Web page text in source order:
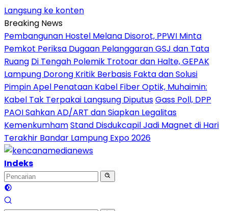
Langsung ke konten
Breaking News
Pembangunan Hostel Melana Disorot, PPWI Minta
Pemkot Periksa Dugaan Pelanggaran GSJ dan Tata
Ruang Di Tengah Polemik Trotoar dan Halte, GEPAK
Lampung Dorong Kritik Berbasis Fakta dan Solusi
Pimpin Apel Penataan Kabel Fiber Optik, Muhaimin:
Kabel Tak Terpakai Langsung DiputusGass Poll, DPP
PAOI Sahkan AD/ART dan Siapkan Legalitas
KemenkumhamStand Disdukcapil Jadi Magnet di Hari
Terakhir Bandar Lampung Expo 2026
Indeks